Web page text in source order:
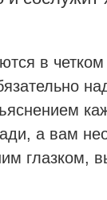
в
а вам
глазком,